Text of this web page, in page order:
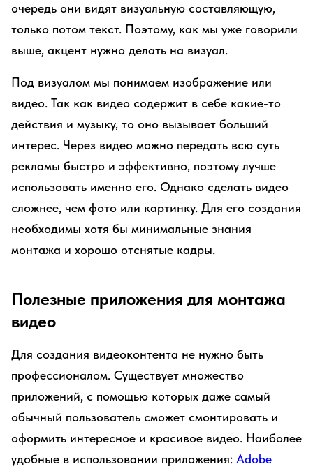
очередь они видят визуальную составляющую,
только потом текст. Поэтому, как мы уже говорили
выше, акцент нужно делать на визуал.
Под визуалом мы понимаем изображение или
видео. Так как видео содержит в себе какие-то
действия и музыку, то оно вызывает больший
интерес. Через видео можно передать всю суть
рекламы быстро и эффективно, поэтому лучше
использовать именно его. Однако сделать видео
сложнее, чем фото или картинку. Для его создания
необходимы хотя бы минимальные знания
монтажа и хорошо отснятые кадры.
Полезные приложения для монтажа
видео
Для создания видеоконтента не нужно быть
профессионалом. Существует множество
приложений, с помощью которых даже самый
обычный пользователь сможет смонтировать и
оформить интересное и красивое видео. Наиболее
удобные в использовании приложения: Adobe